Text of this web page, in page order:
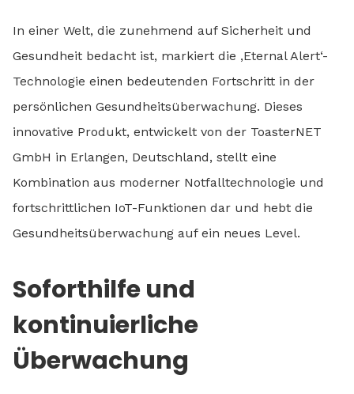
In einer Welt, die zunehmend auf Sicherheit und
Gesundheit bedacht ist, markiert die ‚Eternal Alert‘-
Technologie einen bedeutenden Fortschritt in der
persönlichen Gesundheitsüberwachung. Dieses
innovative Produkt, entwickelt von der ToasterNET
GmbH in Erlangen, Deutschland, stellt eine
Kombination aus moderner Notfalltechnologie und
fortschrittlichen IoT-Funktionen dar und hebt die
Gesundheitsüberwachung auf ein neues Level.
Soforthilfe und
kontinuierliche
Überwachung